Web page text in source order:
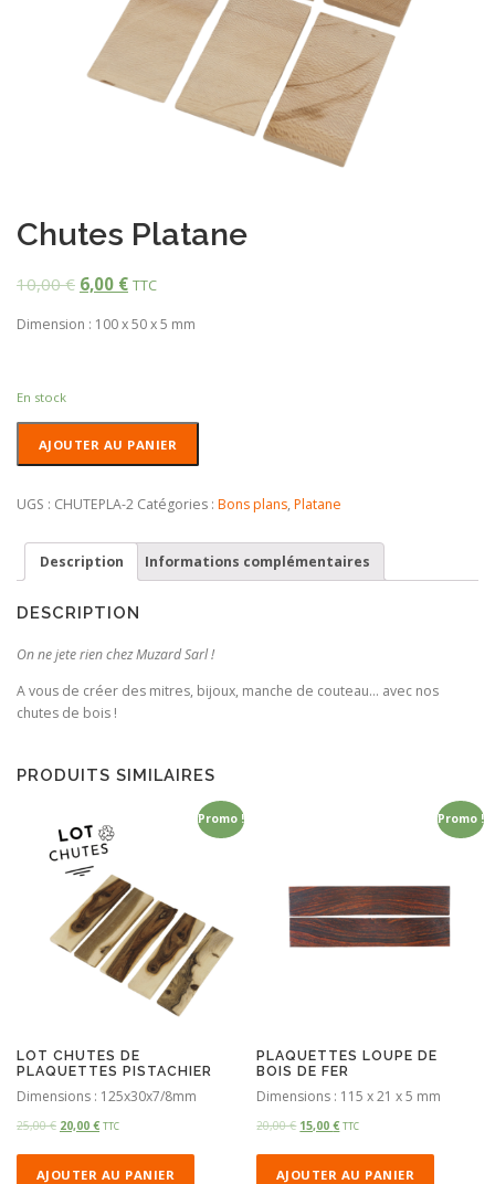
Chutes Platane
10,00€ 6,00 € TTC
Dimension : 100 x 50 x 5 mm
En stock
Platane
AJOUTER AU PANIER
UGS : CHUTEPLA-2 Catégories : Bons plans, Platane
Description Informations complémentaires
DESCRIPTION
On ne jete rien chez Muzard Sarl !
A vous de créer des mitres, bijoux, manche de couteau… avec nos
chutes de bois !
PRODUITS SIMILAIRES
Promo !
LOT CHUTES DE
PLAQUETTES PISTACHIER
Dimensions : 125x30x7/8mm
25,00€ 20,00 € TTC
AJOUTER AU PANIER
Promo !
PLAQUETTES LOUPE DE
BOIS DE FER
Dimensions : 115 x 21 x 5 mm
20,00€ 15,00€ TTC
AJOUTER AU PANIER